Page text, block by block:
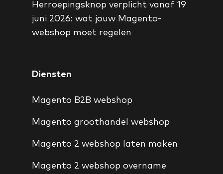
Herroepingsknop verplicht vanaf 19
juni 2026: wat jouw Magento-
webshop moet regelen
Diensten
Magento B2B webshop
Magento groothandel webshop
Magento 2 webshop laten maken
Magento 2 webshop overname